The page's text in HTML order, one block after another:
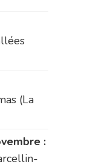
(La
: